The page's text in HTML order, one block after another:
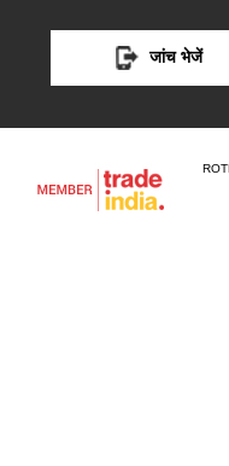
जांच भेजें